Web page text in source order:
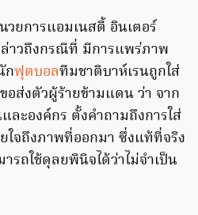
วยการแอมเนสตี้ อินเตอร์
าวถึงกรณีที่ มีการแพร่ภาพ
กฟุตบอลทีมชาติบาห์เรนถูกใส่
ส่งตัวผู้ร้ายข้ามแดน ว่า จาก
ละองค์กร ตั้งคำถามถึงการใส่
ใจถึงภาพที่ออกมา ซึ่งแท้ที่จริง
ถใช้ดุลยพินิจได้ว่าไม่จำเป็น